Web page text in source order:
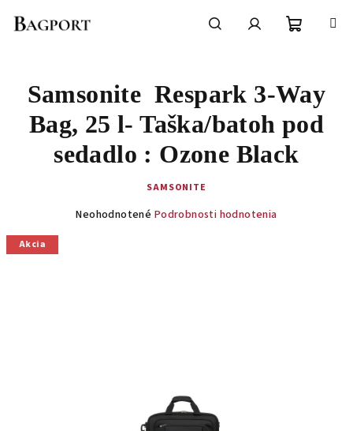
košík
Samsonite Respark 3-Way
Bag, 25 l- Taška/batoh pod
sedadlo : Ozone Black
SAMSONITE
produktu
Neohodnotené Podrobnosti hodnotenia
Akcia